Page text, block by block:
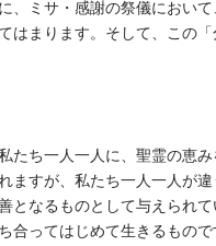
、ミサ・感謝の祭儀におい
はまります。そして、この
たち一人一人に、聖霊の恵
ますが、私たち一人一人が
となるものとして与えられ
合ってはじめて生きるもの